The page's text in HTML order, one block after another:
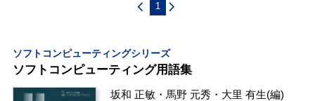
1
ソフトコンピューティングシリーズ
ソフトコンピューティング用語集
坂和 正敏 ・ 馬野 元秀 ・ 大里 有生(編)